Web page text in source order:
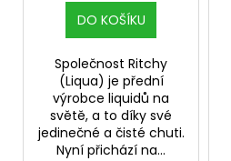
DO KOŠÍKU
Společnost Ritchy
(Liqua) je přední
výrobce liquidů na
světě, a to díky své
jedinečné a čisté chuti.
Nyní přichází na...